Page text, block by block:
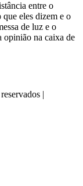
entre o
que eles dizem e o
de luz e o
opinião na caixa de
|